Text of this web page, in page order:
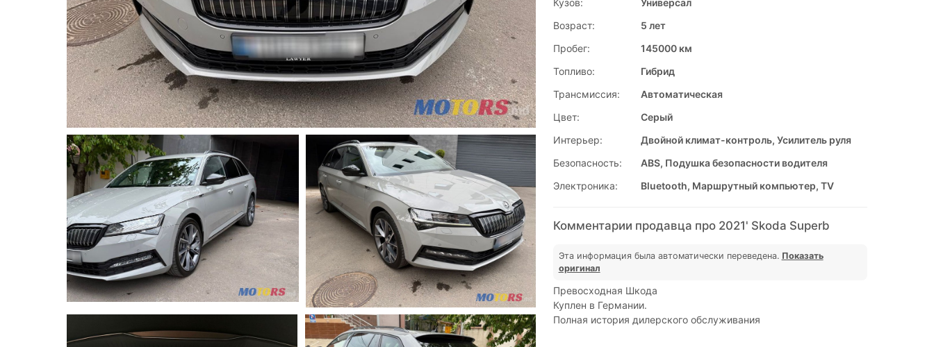
Кузов:
Универсал
Возраст:
5 лет
Пробег:
145000 км
Топливо:
Гибрид
Трансмиссия:
Автоматическая
Цвет:
Серый
Интерьер:
Двойной климат-контроль, Усилитель руля
Безопасность:
ABS, Подушка безопасности водителя
Электроника:
Bluetooth, Маршрутный компьютер, TV
Комментарии продавца про 2021' Skoda Superb
Эта информация была автоматически переведена. Показать
оригинал
Превосходная Шкода
Куплен в Германии.
Полная история дилерского обслуживания